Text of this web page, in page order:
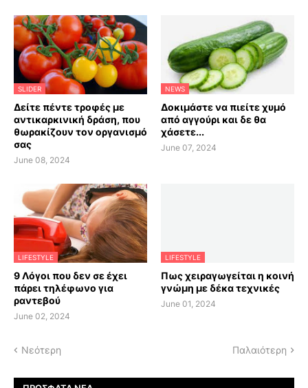
SLIDER
Δείτε πέντε τροφές με
αντικαρκινική δράση, που
θωρακίζουν τον οργανισμό
σας
June 08, 2024
NEWS
Δοκιμάστε να πιείτε χυμό
από αγγούρι και δε θα
χάσετε...
June 07, 2024
LIFESTYLE
9 Λόγοι που δεν σε έχει
πάρει τηλέφωνο για
ραντεβού
June 02, 2024
LIFESTYLE
Πως χειραγωγείται η κοινή
γνώμη με δέκα τεχνικές
June 01, 2024
Νεότερη Παλαιότερη